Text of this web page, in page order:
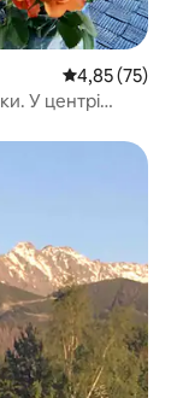
Середня
4,85 (75)
У центрі